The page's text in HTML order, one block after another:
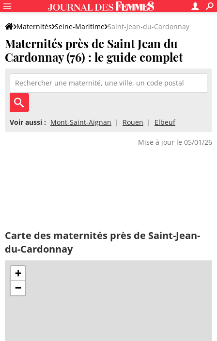
Maternités Seine-Maritime Saint-Jean-du-Cardonnay
Maternités près de Saint Jean du
Cardonnay (76) : le guide complet
Voir aussi : Mont-Saint-Aignan Rouen Elbeuf
Mise à jour le 05/01/26
Carte des maternités près de Saint-Jean-
du-Cardonnay
+
−